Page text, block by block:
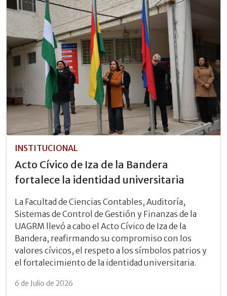
INSTITUCIONAL
Acto Cívico de Iza de la Bandera
fortalece la identidad universitaria
La Facultad de Ciencias Contables, Auditoría,
Sistemas de Control de Gestión y Finanzas de la
UAGRM llevó a cabo el Acto Cívico de Iza de la
Bandera, reafirmando su compromiso con los
valores cívicos, el respeto a los símbolos patrios y
el fortalecimiento de la identidad universitaria.
6 de Julio de 2026